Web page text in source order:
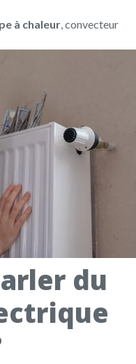
à chaleur, convecteur
du